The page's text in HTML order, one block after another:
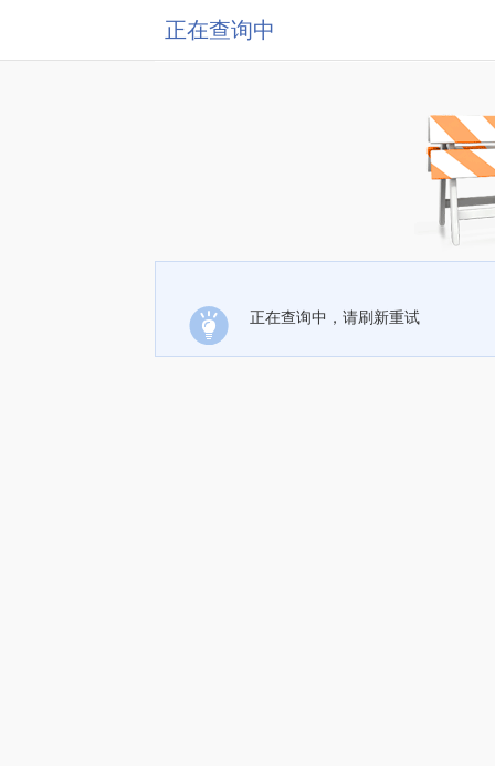
正在查询中
正在查询中，请刷新重试